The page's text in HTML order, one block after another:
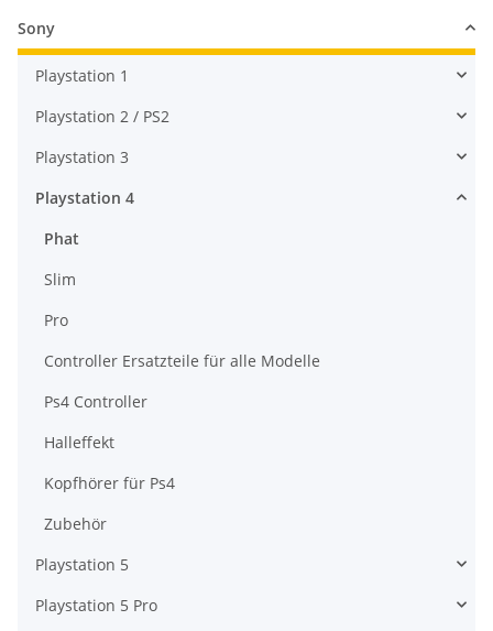
Sony
Playstation 1
Playstation 2 / PS2
Playstation 3
Playstation 4
Phat
Slim
Pro
Controller Ersatzteile für alle Modelle
Ps4 Controller
Halleffekt
Kopfhörer für Ps4
Zubehör
Playstation 5
Playstation 5 Pro